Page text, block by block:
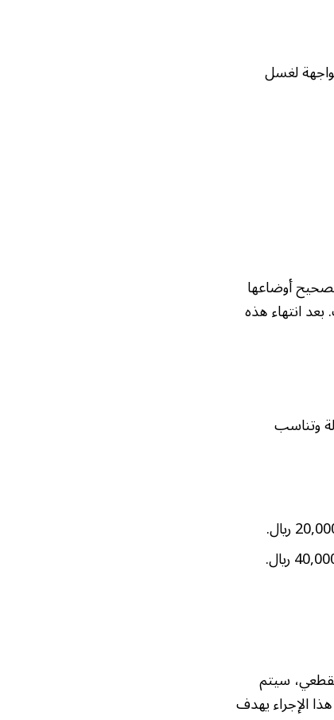
لغسل
قرارًا يمنح الشركات والمنشآت مهلة لمدة 30 يومًا لتصحيح أوضاعها
بعد انتهاء هذه
وتناسب
سيتم
مبلغ الغرامات 500,000 ريال سعودي. هذا الإجراء يهدف